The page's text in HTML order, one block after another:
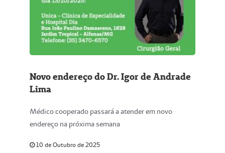
Novo endereço do Dr. Igor de Andrade
Lima
Médico cooperado passará a atender em novo
endereço na próxima semana
10 de Outubro de 2025